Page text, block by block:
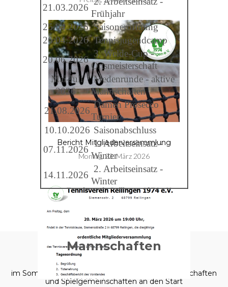
Bericht Mitgliederversammlung
Montag, 23. März 2026
21.03.2026
Frühjahr
25.04.2026 Saisoneröffnung
26.04.2026 Tennisjugendcamp
20.06.2026
3. Welde-Cup -
Ortsmeisterschaft
Mai-Juli
2026
Medenrunde - aktive
Mannschaften
21.08.2026
Damen Prosecco
Turnier
10.10.2026 Saisonabschluss
07.11.2026
1. Arbeitseinsatz -
Winter
14.11.2026
2. Arbeitseinsatz -
Winter
Mannschaften
im Sommer 2025 gehen wir mit folgenden Mannschaften
und Spielgemeinschaften an den Start